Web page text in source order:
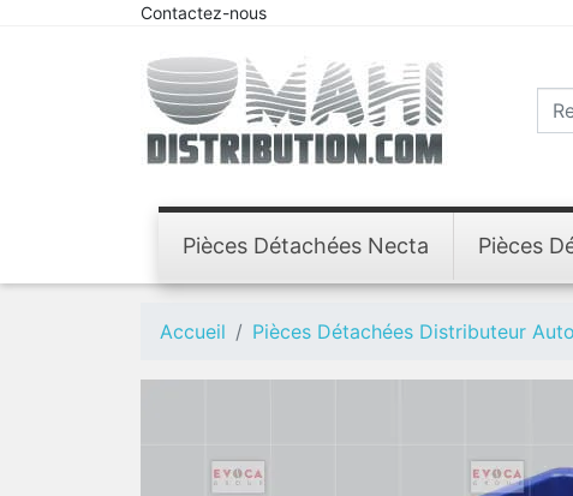
Contactez-nous
Pièces Détachées Necta Pièces
Accueil Pièces Détachées Distributeur